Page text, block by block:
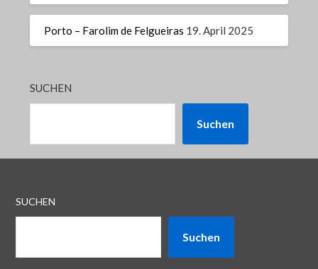
Porto – Farolim de Felgueiras 19. April 2025
SUCHEN
Suchen
SUCHEN
Suchen